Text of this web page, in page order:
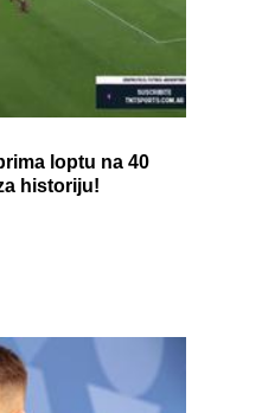
loptu na 40
historiju!